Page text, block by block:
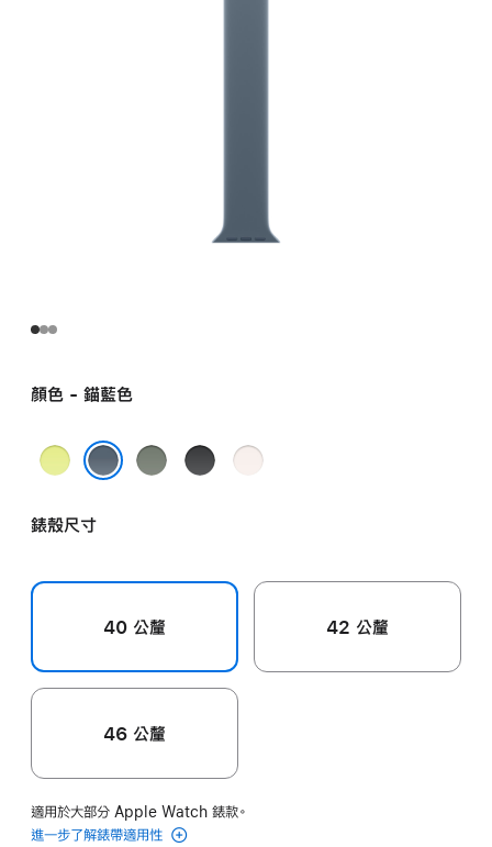
顏色 - 錨藍色
霓
黃
綠
黑
淡
錶殼尺寸
40 公釐 42 公釐
46 公釐
適用於大部分 Apple Watch 錶款。
進一步了解錶帶適用性